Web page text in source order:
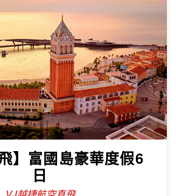
】富國島豪華度假6
日